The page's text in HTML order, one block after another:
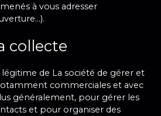
à vous adresser
collecte
légitime de La société de gérer et
commerciales et avec
généralement, pour gérer les
et pour organiser des